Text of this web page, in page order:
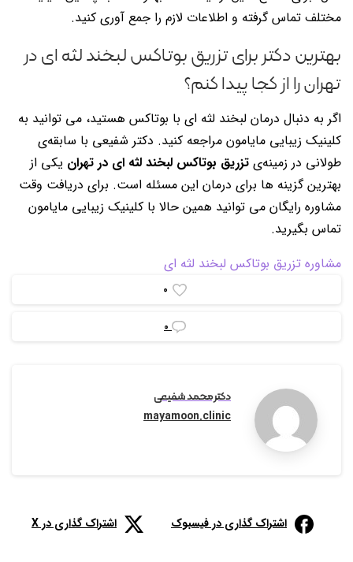
مختلف تماس گرفته و اطلاعات لازم را جمع آوری کنید.
بهترین دکتر برای تزریق بوتاکس لبخند لثه ای در
تهران را از کجا پیدا کنم؟
اگر به دنبال درمان لبخند لثه ای با بوتاکس هستید، می توانید به
کلینیک زیبایی مایامون مراجعه کنید. دکتر شفیعی با سابقه‌ی
طولانی در زمینه‌ی تزریق بوتاکس لبخند لثه ای در تهران یکی از
بهترین گزینه ها برای درمان این مسئله است. برای دریافت وقت
مشاوره رایگان می توانید همین حالا با کلینیک زیبایی مایامون
تماس بگیرید.
مشاوره تزریق بوتاکس لبخند لثه ای
0
0
دکتر محمد شفیعی
mayamoon.clinic
اشتراک گذاری در فیسبوک اشتراک گذاری در X